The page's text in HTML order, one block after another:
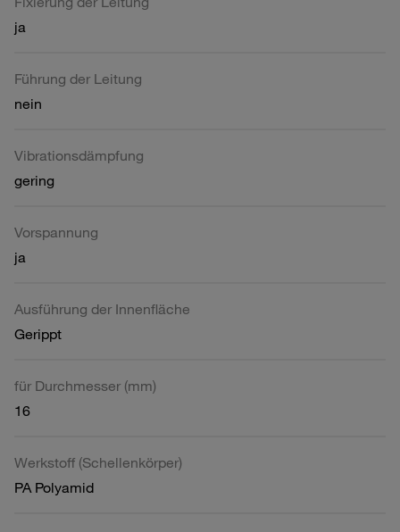
ja
Führung der Leitung
nein
Vibrationsdämpfung
gering
Vorspannung
ja
Ausführung der Innenfläche
Gerippt
für Durchmesser (mm)
16
Werkstoff (Schellenkörper)
PA Polyamid